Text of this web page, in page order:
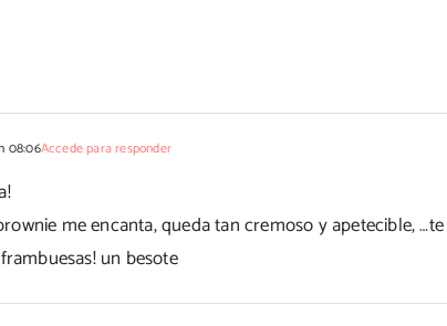
08:06Accede para responder
me encanta, queda tan cremoso y apetecible,
un besote